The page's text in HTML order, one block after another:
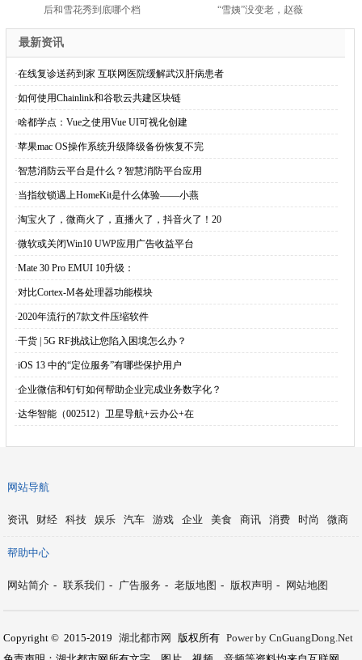
后和雪花秀到底哪个档 “雪姨”没变老，赵薇
最新资讯
·在线复诊送药到家 互联网医院缓解武汉肝病患者
·如何使用Chainlink和谷歌云共建区块链
·啥都学点：Vue之使用Vue UI可视化创建
·苹果mac OS操作系统升级降级备份恢复不完
·智慧消防云平台是什么？智慧消防平台应用
·当指纹锁遇上HomeKit是什么体验——小燕
·淘宝火了，微商火了，直播火了，抖音火了！20
·微软或关闭Win10 UWP应用广告收益平台
·Mate 30 Pro EMUI 10升级：
·对比Cortex-M各处理器功能模块
·2020年流行的7款文件压缩软件
·干货 | 5G RF挑战让您陷入困境怎么办？
·iOS 13 中的“定位服务”有哪些保护用户
·企业微信和钉钉如何帮助企业完成业务数字化？
·达华智能（002512）卫星导航+云办公+在
网站导航
资讯 财经 科技 娱乐 汽车 游戏 企业 美食 商讯 消费 时尚 微商
帮助中心
网站简介 - 联系我们 - 广告服务 - 老版地图 - 版权声明 - 网站地图
Copyright © 2015-2019 湖北都市网 版权所有 Power by CnGuangDong.Net